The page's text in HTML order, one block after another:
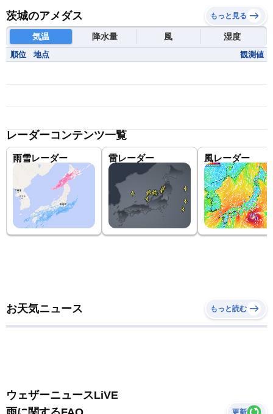
茨城のアメダス もっと見る
気温 降水量 風 湿度
順位 地点 観測値
レーダーコンテンツ一覧
雨雪レーダー 雷レーダー 風レーダー
お天気ニュース もっと読む
ウェザーニュースLiVE
更新